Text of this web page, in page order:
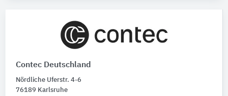
Contec Deutschland
Nördliche Uferstr. 4-6
76189 Karlsruhe